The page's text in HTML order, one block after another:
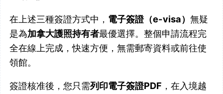
在上述三種簽證方式中， 電子簽證（e-visa）無疑
是為加拿大護照持有者最優選擇。整個申請流程完
全在線上完成，快速方便，無需郵寄資料或前往使
領館。
簽證核准後，您只需列印電子簽證PDF ，在入境越